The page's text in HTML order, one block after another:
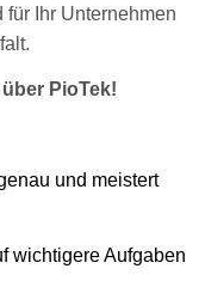
Ihr Unternehmen
PioTek!
und meistert
wichtigere Aufgaben